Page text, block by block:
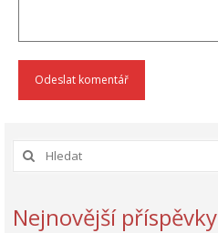
Nejnovější příspěvky